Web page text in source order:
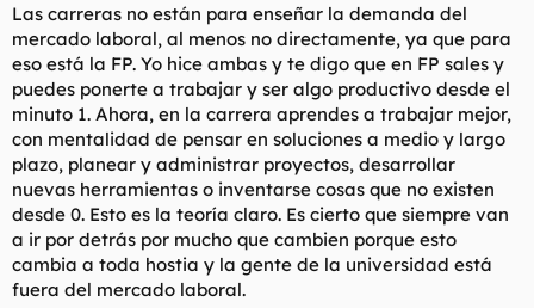
Las carreras no están para enseñar la demanda del
mercado laboral, al menos no directamente, ya que para
eso está la FP. Yo hice ambas y te digo que en FP sales y
puedes ponerte a trabajar y ser algo productivo desde el
minuto 1. Ahora, en la carrera aprendes a trabajar mejor,
con mentalidad de pensar en soluciones a medio y largo
plazo, planear y administrar proyectos, desarrollar
nuevas herramientas o inventarse cosas que no existen
desde 0. Esto es la teoría claro. Es cierto que siempre van
a ir por detrás por mucho que cambien porque esto
cambia a toda hostia y la gente de la universidad está
fuera del mercado laboral.